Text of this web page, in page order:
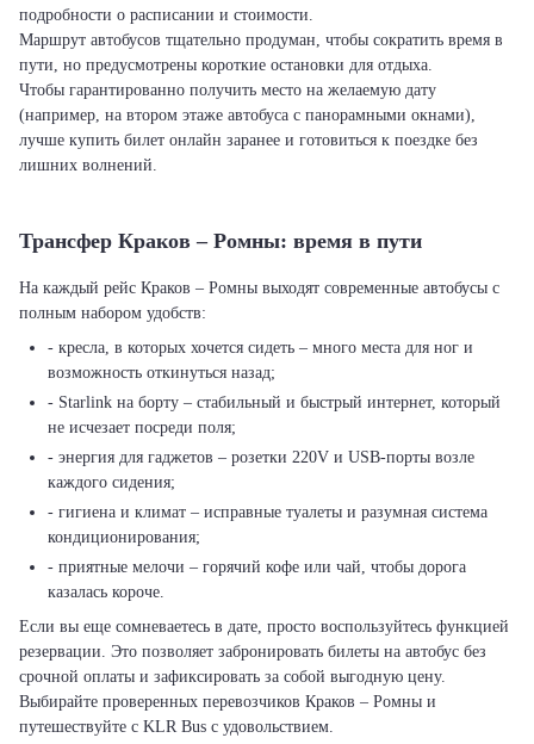
подробности о расписании и стоимости.
Маршрут автобусов тщательно продуман, чтобы сократить время в
пути, но предусмотрены короткие остановки для отдыха.
Чтобы гарантированно получить место на желаемую дату
(например, на втором этаже автобуса с панорамными окнами),
лучше купить билет онлайн заранее и готовиться к поездке без
лишних волнений.
Трансфер Краков – Ромны: время в пути
На каждый рейс Краков – Ромны выходят современные автобусы с
полным набором удобств:
- кресла, в которых хочется сидеть – много места для ног и
возможность откинуться назад;
- Starlink на борту – стабильный и быстрый интернет, который
не исчезает посреди поля;
- энергия для гаджетов – розетки 220V и USB-порты возле
каждого сидения;
- гигиена и климат – исправные туалеты и разумная система
кондиционирования;
- приятные мелочи – горячий кофе или чай, чтобы дорога
казалась короче.
Если вы еще сомневаетесь в дате, просто воспользуйтесь функцией
резервации. Это позволяет забронировать билеты на автобус без
срочной оплаты и зафиксировать за собой выгодную цену.
Выбирайте проверенных перевозчиков Краков – Ромны и
путешествуйте с KLR Bus с удовольствием.